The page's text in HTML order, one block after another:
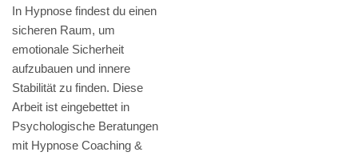
In Hypnose findest du einen
sicheren Raum, um
emotionale Sicherheit
aufzubauen und innere
Stabilität zu finden. Diese
Arbeit ist eingebettet in
Psychologische Beratungen
mit Hypnose Coaching &